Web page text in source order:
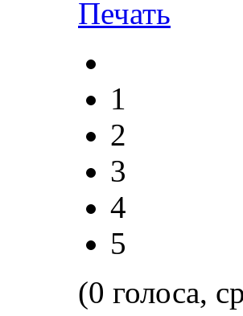
1
2
3
4
5
(0 голоса,